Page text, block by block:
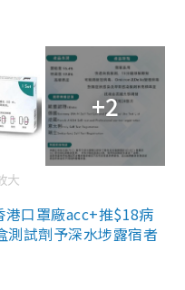
+2
大
口罩廠acc+推$18病
測試劑予深水埗露宿者